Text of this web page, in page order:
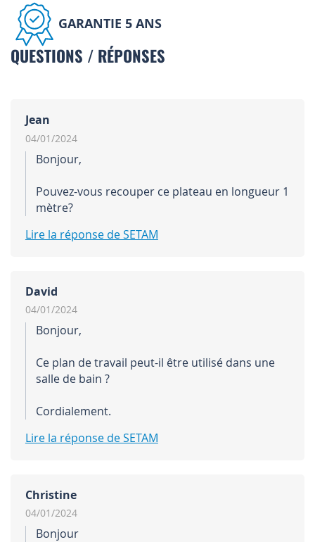
GARANTIE 5 ANS
QUESTIONS / RÉPONSES
Jean
04/01/2024
Bonjour,
Pouvez-vous recouper ce plateau en longueur 1
mètre?
Lire la réponse de SETAM
David
04/01/2024
Bonjour,
Ce plan de travail peut-il être utilisé dans une
salle de bain ?
Cordialement.
Lire la réponse de SETAM
Christine
04/01/2024
Bonjour